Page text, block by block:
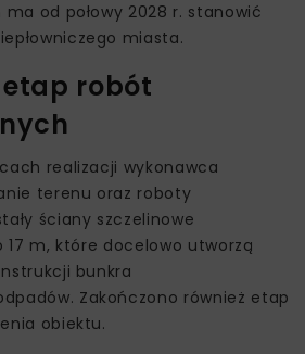
ma od połowy 2028 r. stanowić
miasta.
robót
realizacji wykonawca
terenu oraz roboty
ściany szczelinowe
17 m, które docelowo utworzą
bunkra
Zakończono również etap
obiektu.